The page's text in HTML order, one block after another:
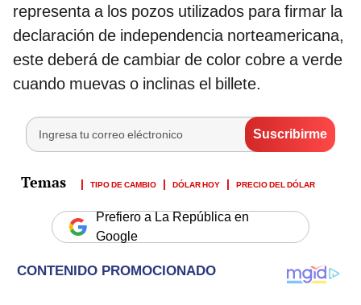
representa a los pozos utilizados para firmar la
declaración de independencia norteamericana,
este deberá de cambiar de color cobre a verde
cuando muevas o inclinas el billete.
TIPO DE CAMBIO DÓLAR HOY PRECIO DEL DÓLAR
Prefiero a La República en
Google